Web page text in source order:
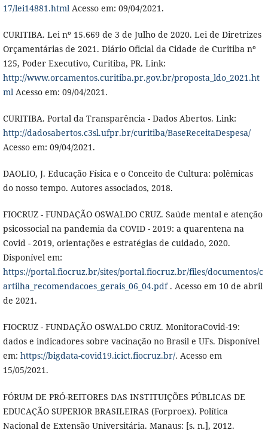
17/lei14881.htmlAcesso em: 09/04/2021.
CURITIBA. Lei nº 15.669 de 3 de Julho de 2020. Lei de Diretrizes
Orçamentárias de 2021. Diário Oficial da Cidade de Curitiba nº
125, Poder Executivo, Curitiba, PR. Link:
http://www.orcamentos.curitiba.pr.gov.br/proposta_ldo_2021.ht
mlAcesso em: 09/04/2021.
CURITIBA. Portal da Transparência - Dados Abertos. Link:
http://dadosabertos.c3sl.ufpr.br/curitiba/BaseReceitaDespesa/
Acesso em: 09/04/2021.
DAOLIO, J. Educação Física e o Conceito de Cultura: polêmicas
do nosso tempo. Autores associados, 2018.
FIOCRUZ - FUNDAÇÃO OSWALDO CRUZ. Saúde mental e atenção
psicossocial na pandemia da COVID - 2019: a quarentena na
Covid - 2019, orientações e estratégias de cuidado, 2020.
Disponível em:
https://portal.fiocruz.br/sites/portal.fiocruz.br/files/documentos/c
artilha_recomendacoes_gerais_06_04.pdf. Acesso em 10 de abril
de 2021.
FIOCRUZ - FUNDAÇÃO OSWALDO CRUZ. MonitoraCovid-19:
dados e indicadores sobre vacinação no Brasil e UFs. Disponível
em: https://bigdata-covid19.icict.fiocruz.br/. Acesso em
15/05/2021.
FÓRUM DE PRÓ-REITORES DAS INSTITUIÇÕES PÚBLICAS DE
EDUCAÇÃO SUPERIOR BRASILEIRAS (Forproex). Política
Nacional de Extensão Universitária. Manaus: [s. n.], 2012.